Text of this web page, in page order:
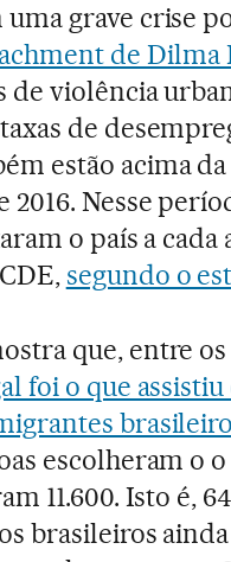
grave crise
de Dilma
violência
de
estão acima
Nesse
o país a cada
segundo o
que, entre os
foi o que
escolheram o
11.600. Isto é,
brasileiros